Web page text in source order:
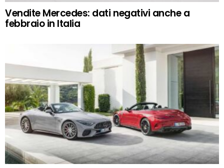
Vendite Mercedes: dati negativi anche a
febbraio in Italia